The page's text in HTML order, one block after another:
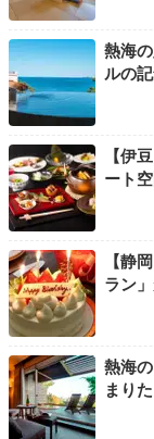
宿特製の塩辛や
ど、ご飯がすす
ておきましょう
すよ。
熱海
ルの
【伊
ート
【静
ラン
熱海
まり